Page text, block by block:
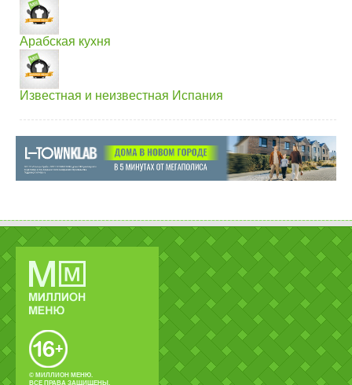
Арабская кухня
Известная и неизвестная Испания
© МИЛЛИОН МЕНЮ.
ВСЕ ПРАВА ЗАЩИЩЕНЫ.